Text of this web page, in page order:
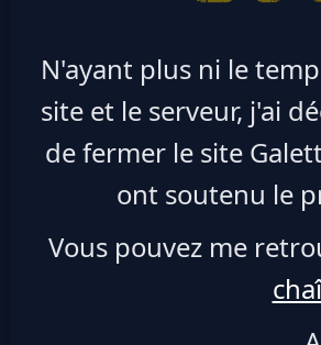
N'ayant plus ni le
site et le serveur, j'ai
de fermer le site
ont soutenu le
Vous pouvez me